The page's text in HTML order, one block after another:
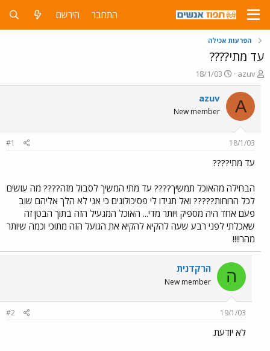
התחבר הירשם
הפרעות אכילה
עד מתי????
פ
ו
ת
ח
ה
ש
א
azuv
פ
ו
ר
ר
18/1/03
A
azuv
New member
18/1/03
#1
עד מתי????
הבחילה מהאוכל תמשיך???? עד מתי המשיך לסבול מזה???? מה עושים
לכל הרוחות????? ואל תגידו לי פסיכולוגים כי אני לא הלך אליהם שוב
פעם אחד היה מספיק ויותר מדי... האוכל המגעיל הזה בתוך הבטן זה
שאכלתי לפני רבע שעה להקיא להקיא את הגועל הזה מתוכי וכמה שיותר
מהר!!!!
ה הרקדנית
New member
19/1/03
#2
לא יודעת.